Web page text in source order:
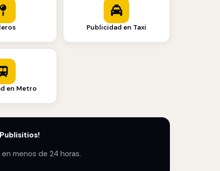
Publicidad en Taxi
en Metro
menos de 24 horas.